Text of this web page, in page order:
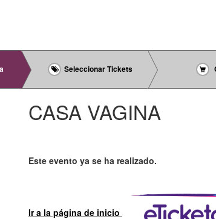
Seleccionar Tickets
CASA VAGINA
Este evento ya se ha realizado.
Ir a la página de inicio